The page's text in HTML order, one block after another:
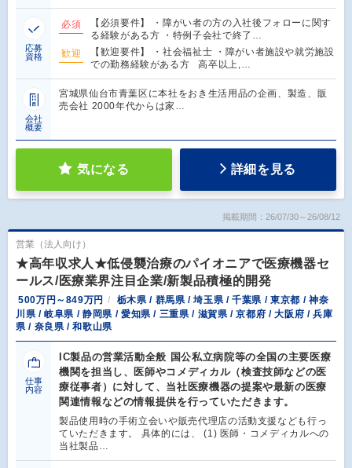
応募
資格
必須
【必須要件】 ・障がい者の方の入社後フォローに関す
る経験がある方 ・特例子会社で終了…
歓迎
【歓迎要件】 ・社会福祉士 ・障がい者施設や就労施設
での勤務経験がある方 高卒以上,…
会社
概要
宮城県仙台市青葉区に本社をおき生活用品の企画、製造、販
売会社 2000年代からは家…
気になる 詳細を見る
掲載期間：26/07/30～26/08/12
営業（法人向け）
★高年収求人★低侵襲治療のパイオニアで医療機器セ
ールス/医療業界注目企業/新製品積極的開発
500万円～849万円
栃木県 / 群馬県 / 埼玉県 / 千葉県 / 東京都 / 神奈
川県 / 岐阜県 / 静岡県 / 愛知県 / 三重県 / 滋賀県 / 京都府 / 大阪府 / 兵庫
県 / 奈良県 / 和歌山県
仕事
内容
IC製品の営業活動全般 国公私立病院等の全国の主要医療
機関を担当し、医師やコメディカル（検査技師などの医
療従事者）に対して、当社医療機器の提案や最新の医療
関連情報などの情報提供を行っていただきます。
製品使用時の手術立会いや販売代理店の活動支援なども行っ
ていただきます。 具体的には、 (1) 医師・コメディカルへの
当社製品…